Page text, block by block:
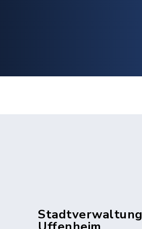
Stadtverwaltung